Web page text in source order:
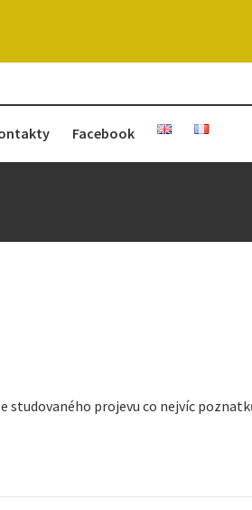
Facebook
studovaného projevu co nejvíc